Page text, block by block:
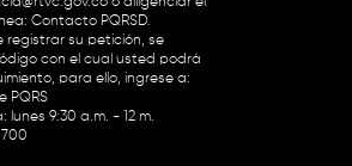
Contacto PQRSD.
registrar su petición, se
con el cual usted podrá
para ello, ingrese a:
PQRS
lunes 9:30 a.m. - 12 m.